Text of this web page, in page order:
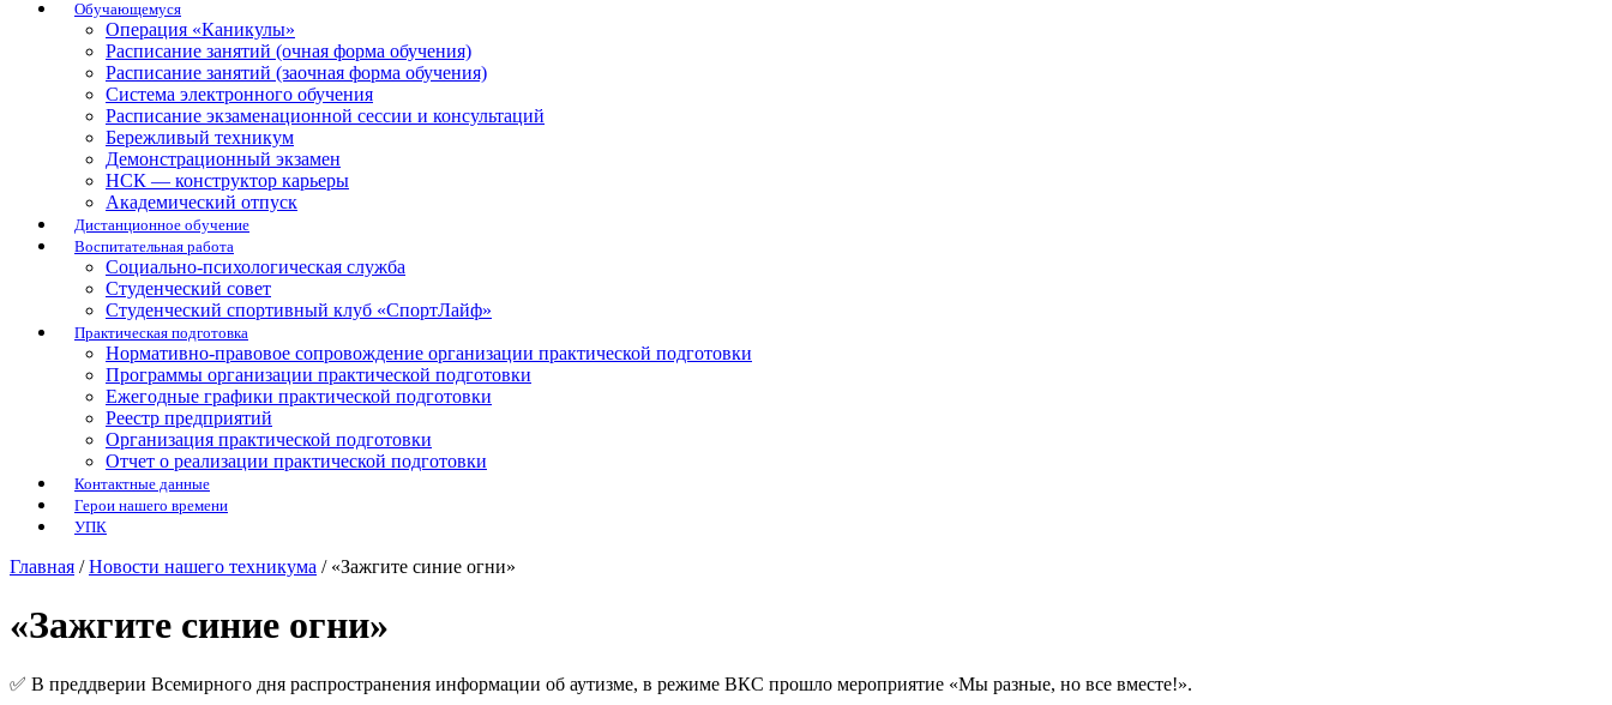
Обучающемуся
Операция «Каникулы»
Расписание занятий (очная форма обучения)
Расписание занятий (заочная форма обучения)
Система электронного обучения
Расписание экзаменационной сессии и консультаций
Бережливый техникум
Демонстрационный экзамен
НСК — конструктор карьеры
Академический отпуск
Дистанционное обучение
Воспитательная работа
Социально-психологическая служба
Студенческий совет
Студенческий спортивный клуб «СпортЛайф»
Практическая подготовка
Нормативно-правовое сопровождение организации практической подготовки
Программы организации практической подготовки
Ежегодные графики практической подготовки
Реестр предприятий
Организация практической подготовки
Отчет о реализации практической подготовки
Контактные данные
Герои нашего времени
УПК
Главная /Новости нашего техникума / «Зажгите синие огни»
«Зажгите синие огни»
✅ В преддверии Всемирного дня распространения информации об аутизме, в режиме ВКС прошло мероприятие «Мы разные, но все вместе!».